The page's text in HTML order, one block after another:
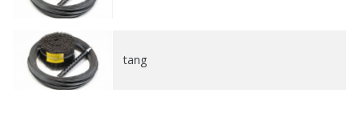
tang